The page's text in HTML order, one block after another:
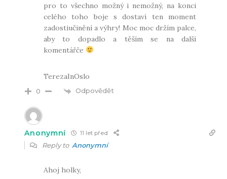
pro to všechno možný i nemožný, na konci
celého toho boje s dostaví ten moment
zadostiučinění a výhry! Moc moc držím palce,
aby to dopadlo a těším se na další
komentářče
TerezaInOslo
0 Odpovědět
Anonymní 11 let před
Reply to Anonymní
Ahoj holky,